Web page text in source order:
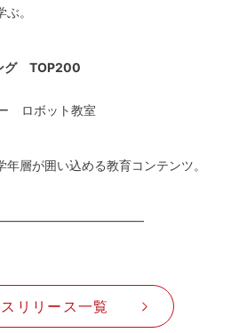
。
グ TOP200
ロボット教室
層が囲い込める教育コンテンツ。
リリース一覧